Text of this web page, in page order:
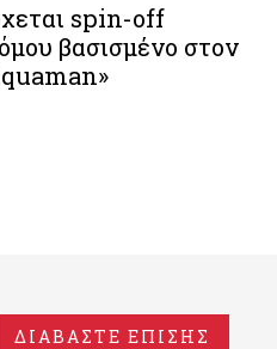
spin-off
βασισμένο στον
ΔΙΑΒΑΣΤΕ ΕΠΙΣΗΣ